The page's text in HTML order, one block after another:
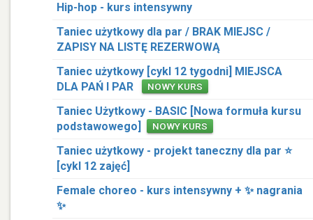
Hip-hop - kurs intensywny
Taniec użytkowy dla par / BRAK MIEJSC /
ZAPISY NA LISTĘ REZERWOWĄ
Taniec użytkowy [cykl 12 tygodni] MIEJSCA
DLA PAŃ I PAR
NOWY KURS
Taniec Użytkowy - BASIC [Nowa formuła kursu
podstawowego]
NOWY KURS
Taniec użytkowy - projekt taneczny dla par ⭐️
[cykl 12 zajęć]
Female choreo - kurs intensywny + ✨ nagrania
✨